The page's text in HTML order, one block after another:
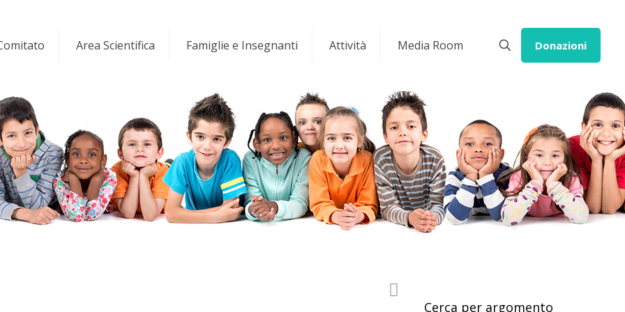
Area Scientifica Famiglie e Insegnanti Attività Media Room Donazioni
Cerca per argomento